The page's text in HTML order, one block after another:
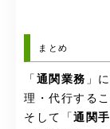
まとめ
「 通関業務 」
理・代行する
そして「 通関